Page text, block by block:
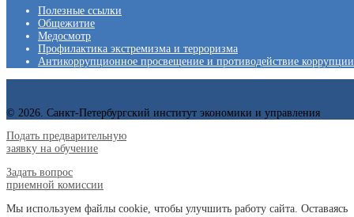
Полезные ссылки
Общежитие
Медосмотр
Профилактика экстремизма и терроризма
Антикоррупционное просвещение и противодействие коррупции
© 2026. Санкт-Петербургский институт экономики и управления
Подать предварительную
заявку на обучение
Задать вопрос
приемной комиссии
Мы используем файлы cookie, чтобы улучшить работу сайта. Оставаясь